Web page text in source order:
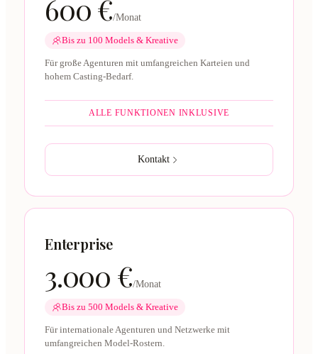
600 €/Monat
Bis zu 100 Models & Kreative
Für große Agenturen mit umfangreichen Karteien und
hohem Casting-Bedarf.
ALLE FUNKTIONEN INKLUSIVE
Kontakt
Enterprise
3.000 €/Monat
Bis zu 500 Models & Kreative
Für internationale Agenturen und Netzwerke mit
umfangreichen Model-Rostern.